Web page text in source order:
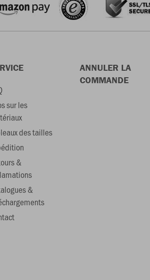
sur les
des tailles
&
&
ANNULER LA
COMMANDE